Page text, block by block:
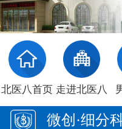
北医八首页 走进北医八
微创·细分